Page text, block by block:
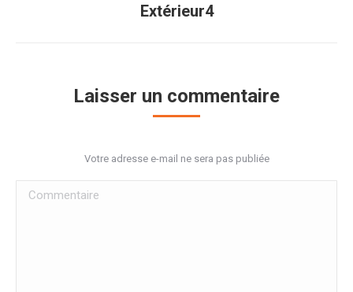
Projets
Extérieur4
Laisser un commentaire
Votre adresse e-mail ne sera pas publiée
Commentaire